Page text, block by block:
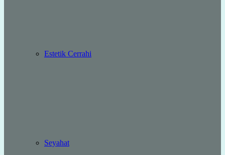
Estetik Cerrahi
Seyahat